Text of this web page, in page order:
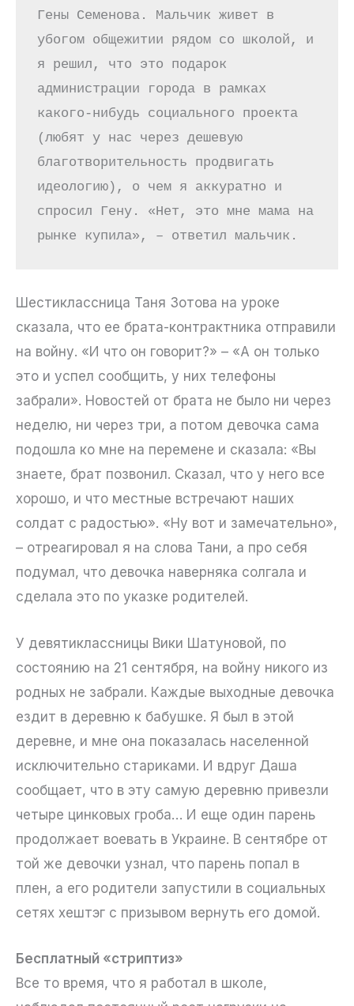
Гены Семенова. Мальчик живет в
убогом общежитии рядом со школой, и
я решил, что это подарок
администрации города в рамках
какого-нибудь социального проекта
(любят у нас через дешевую
благотворительность продвигать
идеологию), о чем я аккуратно и
спросил Гену. «Нет, это мне мама на
рынке купила», – ответил мальчик.
Шестиклассница Таня Зотова на уроке
сказала, что ее брата-контрактника отправили
на войну. «И что он говорит?» – «А он только
это и успел сообщить, у них телефоны
забрали». Новостей от брата не было ни через
неделю, ни через три, а потом девочка сама
подошла ко мне на перемене и сказала: «Вы
знаете, брат позвонил. Сказал, что у него все
хорошо, и что местные встречают наших
солдат с радостью». «Ну вот и замечательно»,
– отреагировал я на слова Тани, а про себя
подумал, что девочка наверняка солгала и
сделала это по указке родителей.
У девятиклассницы Вики Шатуновой, по
состоянию на 21 сентября, на войну никого из
родных не забрали. Каждые выходные девочка
ездит в деревню к бабушке. Я был в этой
деревне, и мне она показалась населенной
исключительно стариками. И вдруг Даша
сообщает, что в эту самую деревню привезли
четыре цинковых гроба… И еще один парень
продолжает воевать в Украине. В сентябре от
той же девочки узнал, что парень попал в
плен, а его родители запустили в социальных
сетях хештэг с призывом вернуть его домой.
Бесплатный «стриптиз»
Все то время, что я работал в школе,